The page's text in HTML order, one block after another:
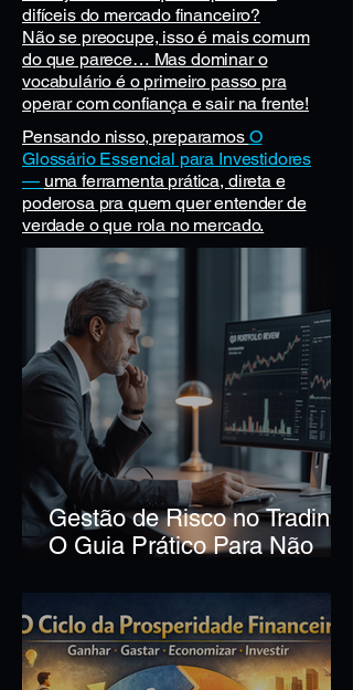
difíceis do mercado financeiro?
Não se preocupe, isso é mais comum
do que parece… Mas dominar o
vocabulário é o primeiro passo pra
operar com confiança e sair na frente!
Pensando nisso, preparamos O
Glossário Essencial para Investidores
— uma ferramenta prática, direta e
poderosa pra quem quer entender de
verdade o que rola no mercado.
Gestão de Risco no Trading:
O Guia Prático Para Não